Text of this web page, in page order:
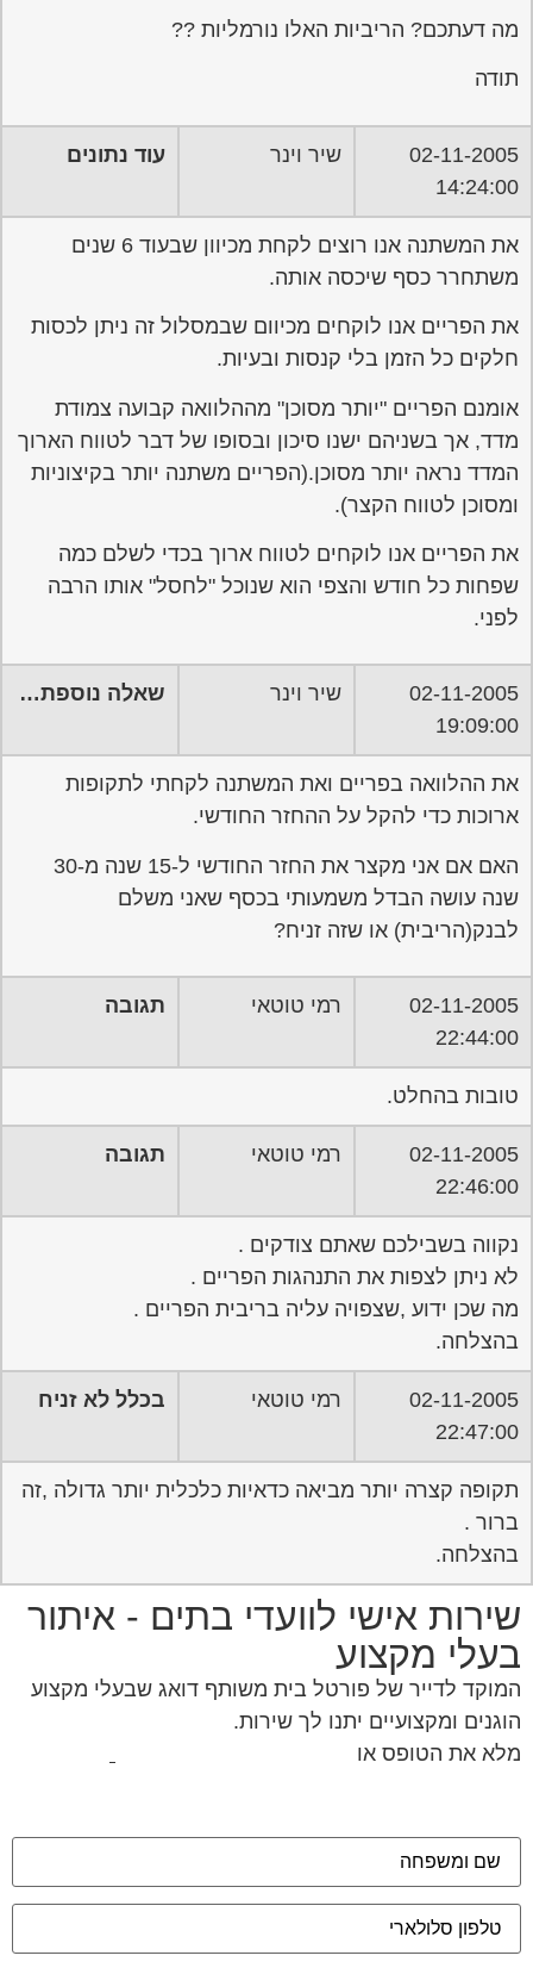
מה דעתכם? הריביות האלו נורמליות ??
תודה
02-11-2005
14:24:00
שיר וינר עוד נתונים
את המשתנה אנו רוצים לקחת מכיוון שבעוד 6 שנים
משתחרר כסף שיכסה אותה.
את הפריים אנו לוקחים מכיוום שבמסלול זה ניתן לכסות
חלקים כל הזמן בלי קנסות ובעיות.
אומנם הפריים "יותר מסוכן" מההלוואה קבועה צמודת
מדד, אך בשניהם ישנו סיכון ובסופו של דבר לטווח הארוך
המדד נראה יותר מסוכן.(הפריים משתנה יותר בקיצוניות
ומסוכן לטווח הקצר).
את הפריים אנו לוקחים לטווח ארוך בכדי לשלם כמה
שפחות כל חודש והצפי הוא שנוכל "לחסל" אותו הרבה
לפני.
02-11-2005
19:09:00
שיר וינר שאלה נוספת…
את ההלוואה בפריים ואת המשתנה לקחתי לתקופות
ארוכות כדי להקל על ההחזר החודשי.
האם אם אני מקצר את החזר החודשי ל-15 שנה מ-30
שנה עושה הבדל משמעותי בכסף שאני משלם
לבנק(הריבית) או שזה זניח?
02-11-2005
22:44:00
רמי טוטאי תגובה
טובות בהחלט.
02-11-2005
22:46:00
רמי טוטאי תגובה
נקווה בשבילכם שאתם צודקים .
לא ניתן לצפות את התנהגות הפריים .
מה שכן ידוע ,שצפויה עליה בריבית הפריים .
בהצלחה.
02-11-2005
22:47:00
רמי טוטאי בכלל לא זניח
תקופה קצרה יותר מביאה כדאיות כלכלית יותר גדולה ,זה
ברור .
בהצלחה.
שירות אישי לוועדי בתים - איתור
בעלי מקצוע
המוקד לדייר של פורטל בית משותף דואג שבעלי מקצוע
הוגנים ומקצועיים יתנו לך שירות.
מלא את הטופס אולחץ לשליחת הודעת ווצאפ